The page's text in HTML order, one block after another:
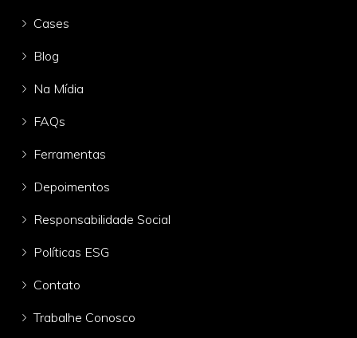
Cases
Blog
Na Mídia
FAQs
Ferramentas
Depoimentos
Responsabilidade Social
Políticas ESG
Contato
Trabalhe Conosco